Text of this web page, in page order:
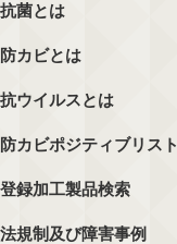
抗菌とは
防カビとは
抗ウイルスとは
防カビポジティブリスト
登録加工製品検索
法規制及び障害事例